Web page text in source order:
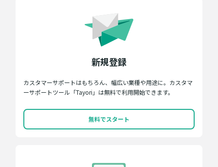
新規登録
カスタマーサポートはもちろん、幅広い業種や用途に。カスタマ
ーサポートツール「Tayori」は無料で利用開始できます。
無料でスタート